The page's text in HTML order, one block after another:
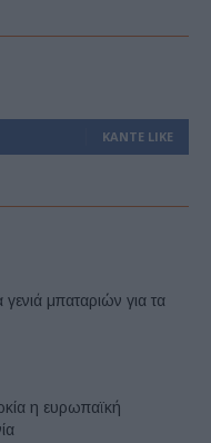
ΚΆΝΤΕ LIKE
μπαταριών για τα
η ευρωπαϊκή